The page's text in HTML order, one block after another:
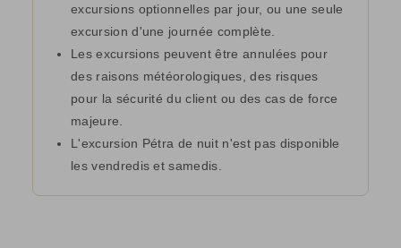
excursions optionnelles par jour, ou une seule
excursion d'une journée complète.
Les excursions peuvent être annulées pour
des raisons météorologiques, des risques
pour la sécurité du client ou des cas de force
majeure.
L'excursion Pétra de nuit n'est pas disponible
les vendredis et samedis.